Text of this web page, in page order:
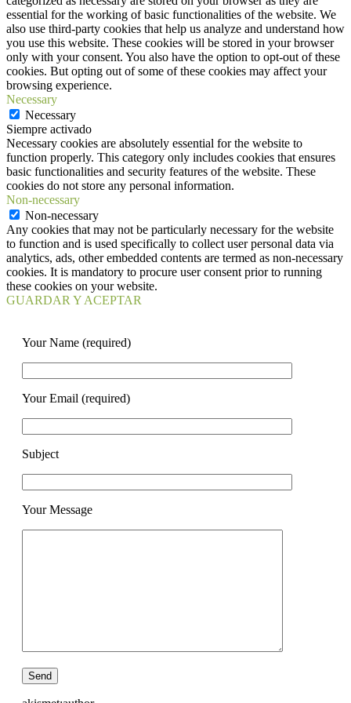
essential for the working of basic functionalities of the website. We
also use third-party cookies that help us analyze and understand how
you use this website. These cookies will be stored in your browser
only with your consent. You also have the option to opt-out of these
cookies. But opting out of some of these cookies may affect your
browsing experience.
Necessary
Necessary
Siempre activado
Necessary cookies are absolutely essential for the website to
function properly. This category only includes cookies that ensures
basic functionalities and security features of the website. These
cookies do not store any personal information.
Non-necessary
Non-necessary
Any cookies that may not be particularly necessary for the website
to function and is used specifically to collect user personal data via
analytics, ads, other embedded contents are termed as non-necessary
cookies. It is mandatory to procure user consent prior to running
these cookies on your website.
GUARDAR Y ACEPTAR
Your Name (required)
Your Email (required)
Subject
Your Message